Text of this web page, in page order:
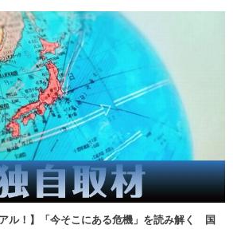
アル！】「今そこにある危機」を読み解く 国